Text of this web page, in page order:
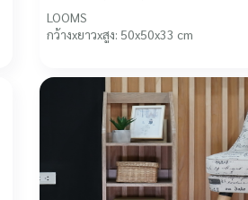
LOOMS
กว้างxยาวxสูง: 50x50x33 cm